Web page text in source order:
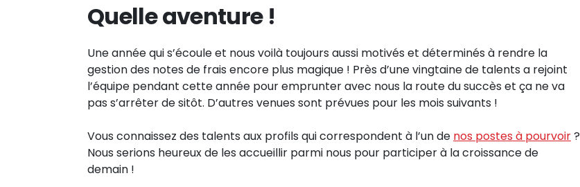
Quelle aventure !
Une année qui s’écoule et nous voilà toujours aussi motivés et déterminés à rendre la
gestion des notes de frais encore plus magique ! Près d’une vingtaine de talents a rejoint
l’équipe pendant cette année pour emprunter avec nous la route du succès et ça ne va
pas s’arrêter de sitôt. D’autres venues sont prévues pour les mois suivants !
Vous connaissez des talents aux profils qui correspondent à l’un de nos postes à pourvoir?
Nous serions heureux de les accueillir parmi nous pour participer à la croissance de
demain !